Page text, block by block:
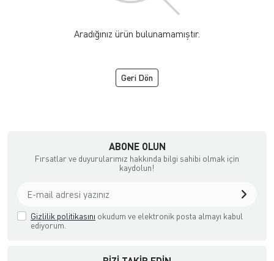
Aradığınız ürün bulunamamıştır.
Geri Dön
ABONE OLUN
Fırsatlar ve duyurularımız hakkında bilgi sahibi olmak için
kaydolun!
Gizlilik politikasını okudum ve elektronik posta almayı kabul
ediyorum.